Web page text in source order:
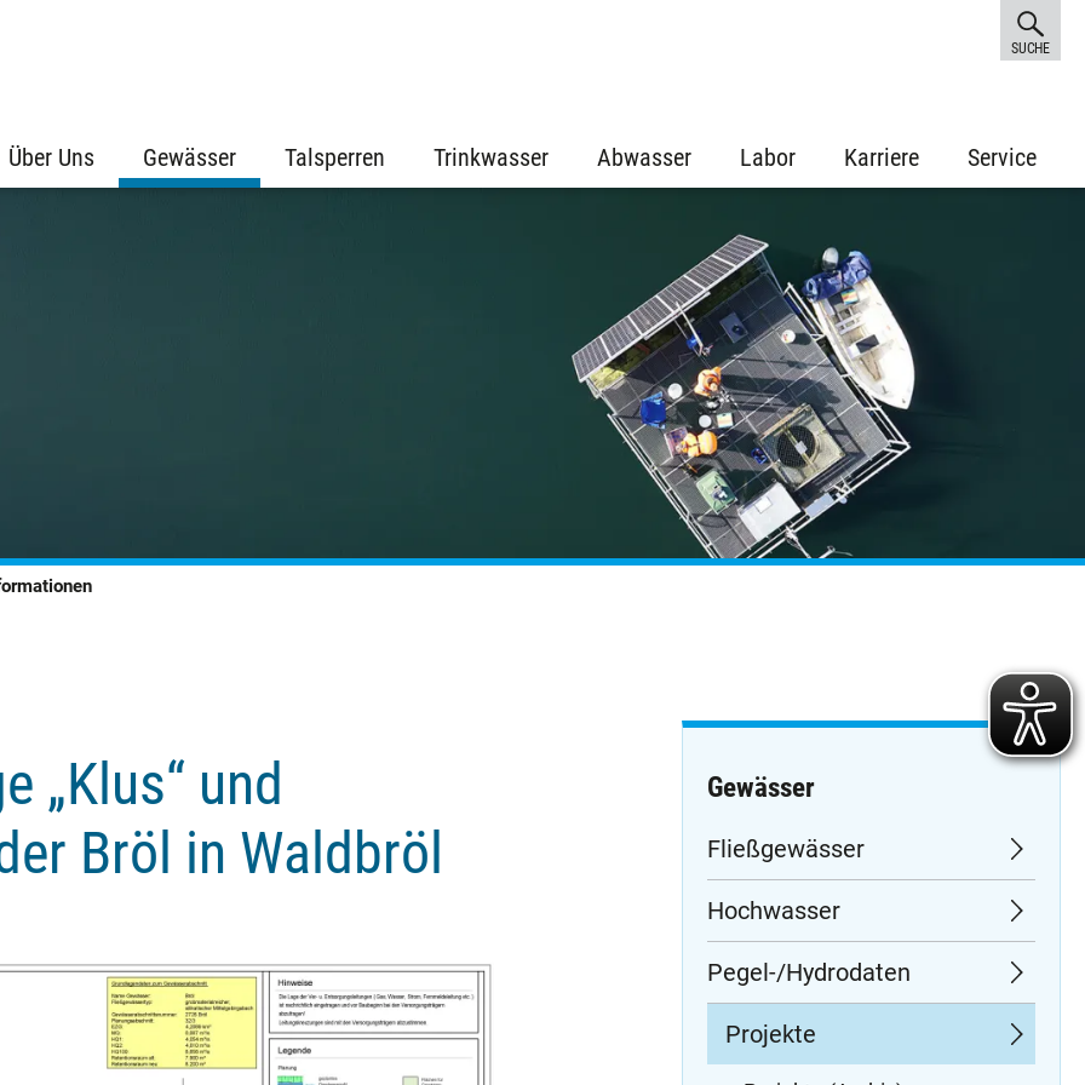
SUCHE
Über Uns Gewässer Talsperren Trinkwasser Abwasser Labor Karriere Service
„Klus“ und
Bröl in Waldbröl
Gewässer
Navigation
überspringen
Fließgewässer
Hochwasser
Pegel-/Hydrodaten
Projekte